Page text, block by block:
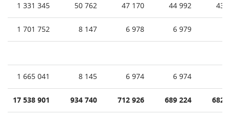
1 331 345 50 762 47 170 44 992 43
1 701 752 8 147 6 978 6 979
1 665 041 8 145 6 974 6 974
17 538 901 934 740 712 926 689 224 682